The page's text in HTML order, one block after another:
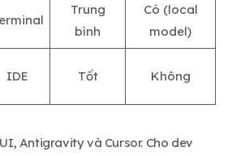
Trung
bình
Có (local
model)
IDE Tốt Không
Antigravity và Cursor. Cho dev